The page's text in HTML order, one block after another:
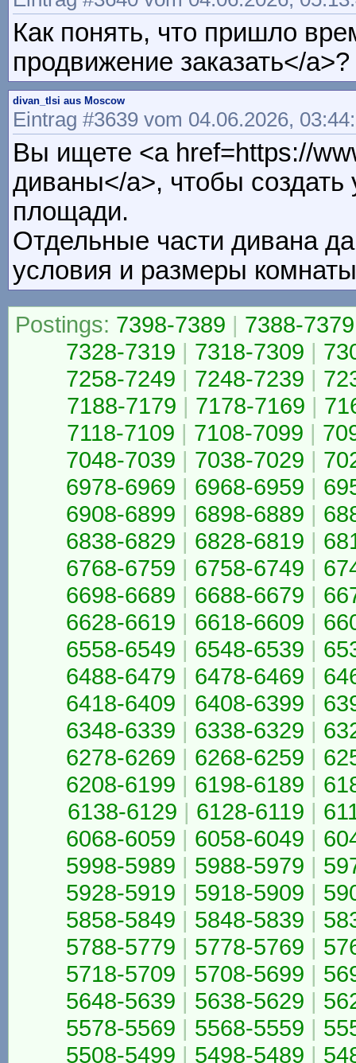
Как понять, что пришло
продвижение заказать</a>?
divan_tlsi aus Moscow
Eintrag #3639 vom 04.06.2026,
Вы ищете <a href=https://
диваны</a>, чтобы
площади.
Отдельные части дивана
условия и размеры
Postings: 7398-7389 | 7388-7379
7328-7319 | 7318-7309 |
7258-7249 | 7248-7239 |
7188-7179 | 7178-7169 |
7118-7109 | 7108-7099 |
7048-7039 | 7038-7029 |
6978-6969 | 6968-6959 |
6908-6899 | 6898-6889 |
6838-6829 | 6828-6819 |
6768-6759 | 6758-6749 |
6698-6689 | 6688-6679 |
6628-6619 | 6618-6609 |
6558-6549 | 6548-6539 |
6488-6479 | 6478-6469 |
6418-6409 | 6408-6399 |
6348-6339 | 6338-6329 |
6278-6269 | 6268-6259 |
6208-6199 | 6198-6189 |
6138-6129 | 6128-6119 |
6068-6059 | 6058-6049 |
5998-5989 | 5988-5979 |
5928-5919 | 5918-5909 |
5858-5849 | 5848-5839 |
5788-5779 | 5778-5769 |
5718-5709 | 5708-5699 |
5648-5639 | 5638-5629 |
5578-5569 | 5568-5559 |
5508-5499 | 5498-5489 |